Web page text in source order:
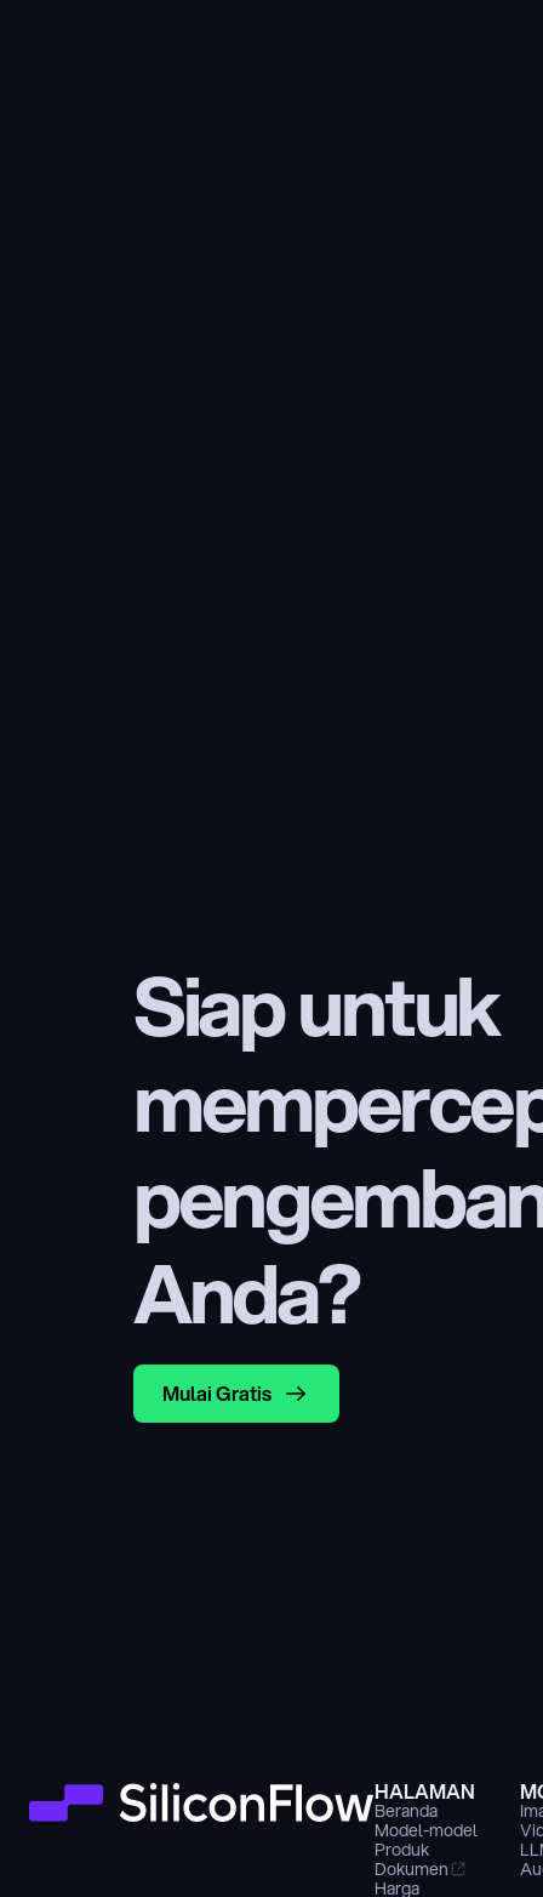
Siap untuk
Anda?
Mulai Gratis
HALAMAN
Beranda
Model-model
Produk
Dokumen
Harga